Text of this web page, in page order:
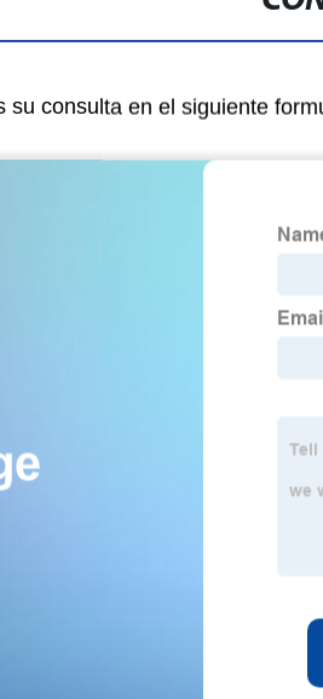
su consulta en el siguiente